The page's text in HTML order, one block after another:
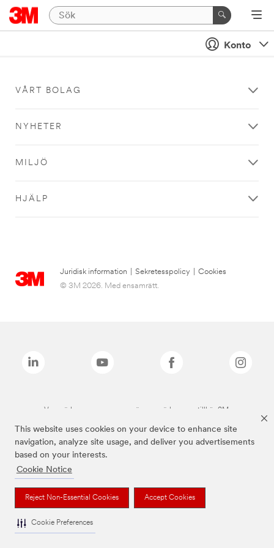
This website uses cookies on your device to enhance site
navigation, analyze site usage, and deliver you advertisements
based on your interests.
Cookie Notice
Reject Non-Essential Cookies Accept Cookies
Cookie Preferences
Konto
VÅRT BOLAG
NYHETER
MILJÖ
HJÄLP
Juridisk information Sekretesspolicy
Cookies
© 3M 2026. Med ensamrätt.
Varumärken som anges ovan är varumärken som tillhör 3M.